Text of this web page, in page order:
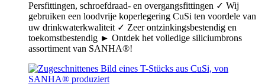
Persfittingen, schroefdraad- en overgangsfittingen ✓ Wij
gebruiken een loodvrije koperlegering CuSi ten voordele van
uw drinkwaterkwaliteit ✓ Zeer ontzinkingsbestendig en
toekomstbestendig ► Ontdek het volledige siliciumbrons
assortiment van SANHA®!